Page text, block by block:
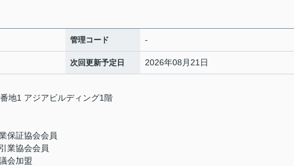
管理コード -
次回更新予定日 2026年08月21日
地1 アジアビルディング1階
保証協会会員
業協会会員
会加盟